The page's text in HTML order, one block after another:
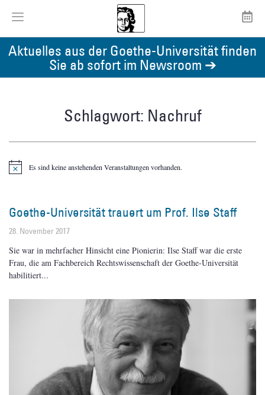
Aktuelles aus der Goethe-Universität finden
Sie ab sofort im Newsroom ➔
Schlagwort: Nachruf
HinweisEs sind keine anstehenden Veranstaltungen vorhanden.
Goethe-Universität trauert um Prof. Ilse Staff
28. November 2017
Sie war in mehrfacher Hinsicht eine Pionierin: Ilse Staff war die erste
Frau, die am Fachbereich Rechtswissenschaft der Goethe-Universität
habilitiert